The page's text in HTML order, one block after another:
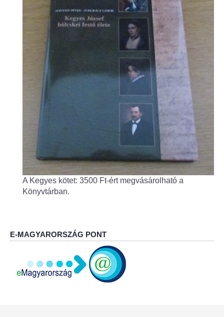
Háziorvos
Fogorvos
Védőnői szolgálat
Központi orvosi ügyelet
Alapszolgáltatási Központ
Kultúra
IKSZT - Integrált Közösségi és Szolgáltató Tér
Könyvtár
Rákóczi Mozi
A Kegyes kötet: 3500 Ft-ért megvásárolható a
Könyvtárban.
E-MAGYARORSZÁG PONT